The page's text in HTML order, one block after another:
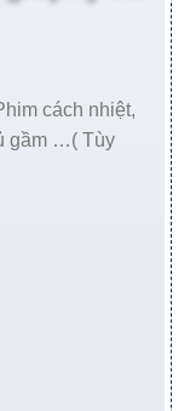
cách nhiệt,
gầm …( Tùy